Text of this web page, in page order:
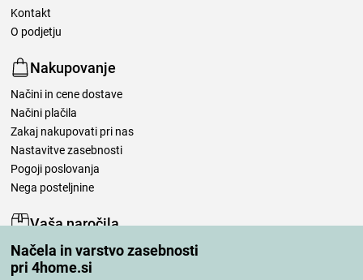
Načela in varstvo zasebnosti
pri 4home.si
Kontakt
O podjetju
Nakupovanje
Načini in cene dostave
Načini plačila
Zakaj nakupovati pri nas
Nastavitve zasebnosti
Pogoji poslovanja
Nega posteljnine
Vaša naročila
Moj račun
Pregled naročil